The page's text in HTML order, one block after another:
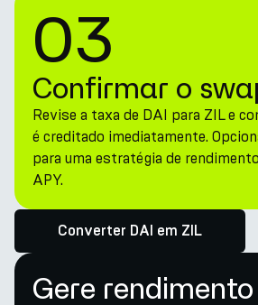
03
Confirmar o
Revise a taxa de DAI para ZIL e
é creditado imediatamente.
para uma estratégia de
APY.
Converter DAI em ZIL
Gere